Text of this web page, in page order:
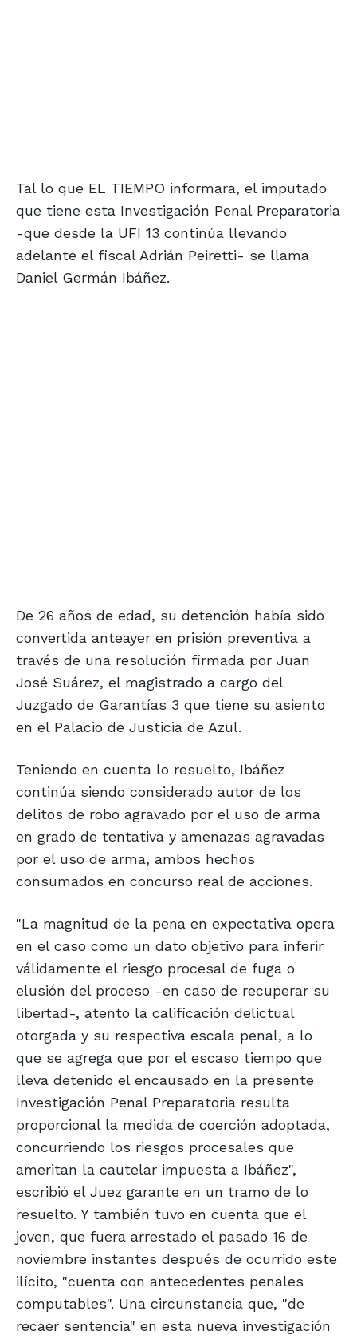
Tal lo que EL TIEMPO informara, el imputado
que tiene esta Investigación Penal Preparatoria
-que desde la UFI 13 continúa llevando
adelante el fiscal Adrián Peiretti- se llama
Daniel Germán Ibáñez.
De 26 años de edad, su detención había sido
convertida anteayer en prisión preventiva a
través de una resolución firmada por Juan
José Suárez, el magistrado a cargo del
Juzgado de Garantías 3 que tiene su asiento
en el Palacio de Justicia de Azul.
Teniendo en cuenta lo resuelto, Ibáñez
continúa siendo considerado autor de los
delitos de robo agravado por el uso de arma
en grado de tentativa y amenazas agravadas
por el uso de arma, ambos hechos
consumados en concurso real de acciones.
"La magnitud de la pena en expectativa opera
en el caso como un dato objetivo para inferir
válidamente el riesgo procesal de fuga o
elusión del proceso -en caso de recuperar su
libertad-, atento la calificación delictual
otorgada y su respectiva escala penal, a lo
que se agrega que por el escaso tiempo que
lleva detenido el encausado en la presente
Investigación Penal Preparatoria resulta
proporcional la medida de coerción adoptada,
concurriendo los riesgos procesales que
ameritan la cautelar impuesta a Ibáñez",
escribió el Juez garante en un tramo de lo
resuelto. Y también tuvo en cuenta que el
joven, que fuera arrestado el pasado 16 de
noviembre instantes después de ocurrido este
ilícito, "cuenta con antecedentes penales
computables". Una circunstancia que, "de
recaer sentencia" en esta nueva investigación